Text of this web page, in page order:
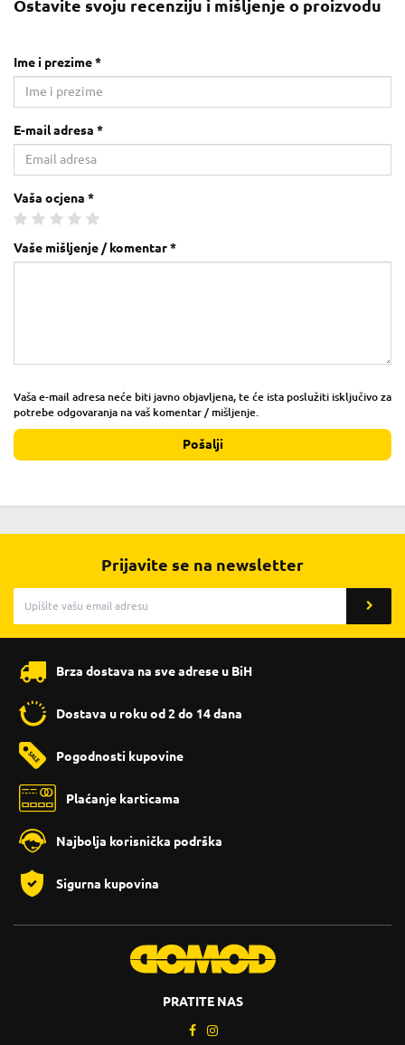
Ostavite svoju recenziju i mišljenje o proizvodu
Ime i prezime *
E-mail adresa *
Vaša ocjena *
Vaše mišljenje / komentar *
Vaša e-mail adresa neće biti javno objavljena, te će ista poslužiti isključivo za
potrebe odgovaranja na vaš komentar / mišljenje.
Pošalji
Prijavite se na newsletter
Brza dostava na sve adrese u BiH
Dostava u roku od 2 do 14 dana
Pogodnosti kupovine
Plaćanje karticama
Najbolja korisnička podrška
Sigurna kupovina
PRATITE NAS